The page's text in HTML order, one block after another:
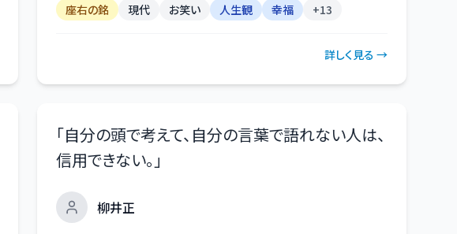
座右の銘 現代 お笑い 人生観 幸福 +13
詳しく見る →
「自分の頭で考えて、自分の言葉で語れない人は、
信用できない。 」
柳井正